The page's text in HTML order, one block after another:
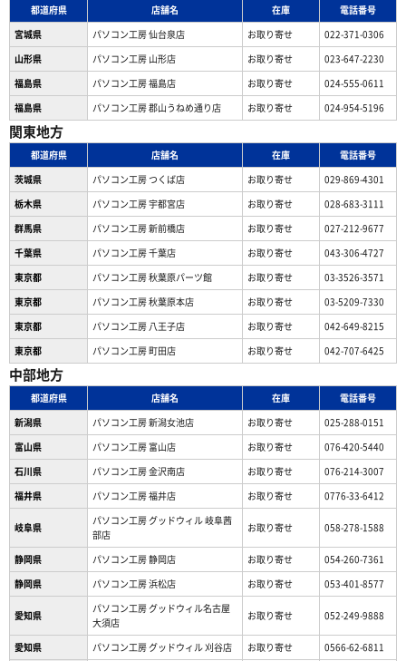
都道府県 店舗名 在庫
電話番号
宮城県
パソコン工房 仙台泉店 お取り寄せ
022-371-0306
山形県
パソコン工房 山形店 お取り寄せ
023-647-2230
福島県
パソコン工房 福島店 お取り寄せ
024-555-0611
福島県
パソコン工房 郡山うねめ通り店 お取り寄せ 024-954-5196
関東地方
都道府県 店舗名 在庫
電話番号
茨城県
パソコン工房 つくば店 お取り寄せ
029-869-4301
栃木県
パソコン工房 宇都宮店 お取り寄せ
028-683-3111
群馬県
パソコン工房 新前橋店 お取り寄せ
027-212-9677
千葉県
パソコン工房 千葉店 お取り寄せ
043-306-4727
東京都
パソコン工房 秋葉原パーツ館 お取り寄せ
03-3526-3571
東京都
パソコン工房 秋葉原本店 お取り寄せ
03-5209-7330
東京都
パソコン工房 八王子店 お取り寄せ
042-649-8215
東京都
パソコン工房 町田店 お取り寄せ 042-707-6425
中部地方
都道府県 店舗名 在庫
電話番号
新潟県
パソコン工房 新潟女池店 お取り寄せ
025-288-0151
富山県
パソコン工房 富山店 お取り寄せ
076-420-5440
石川県
パソコン工房 金沢南店 お取り寄せ
076-214-3007
福井県
パソコン工房 福井店 お取り寄せ 0776-33-6412
岐阜県
パソコン工房 グッドウィル 岐阜茜
部店
お取り寄せ 058-278-1588
静岡県 パソコン工房 静岡店 お取り寄せ
054-260-7361
静岡県
パソコン工房 浜松店 お取り寄せ 053-401-8577
愛知県
パソコン工房 グッドウィル名古屋
大須店
お取り寄せ 052-249-9888
愛知県 パソコン工房 グッドウィル 刈谷店 お取り寄せ
0566-62-6811